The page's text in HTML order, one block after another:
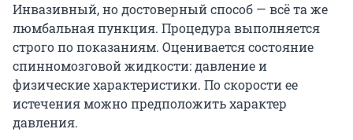
Инвазивный, но достоверный способ — всё та же
люмбальная пункция. Процедура выполняется
строго по показаниям. Оценивается состояние
спинномозговой жидкости: давление и
физические характеристики. По скорости ее
истечения можно предположить характер
давления.